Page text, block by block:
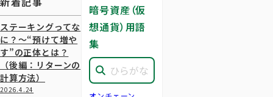
ステーキングってな
に？～“預けて増や
す”の正体とは？
（後編：リターンの
計算方法）
2026.4.24
暗号資産（仮
想通貨）用語
集